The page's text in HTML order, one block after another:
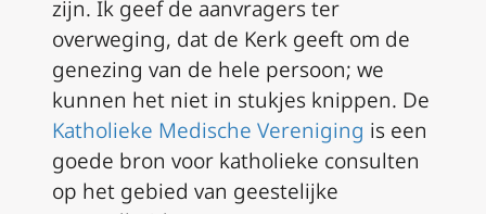
zijn. Ik geef de aanvragers ter
overweging, dat de Kerk geeft om de
genezing van de hele persoon; we
kunnen het niet in stukjes knippen. De
Katholieke Medische Vereniging is een
goede bron voor katholieke consulten
op het gebied van geestelijke